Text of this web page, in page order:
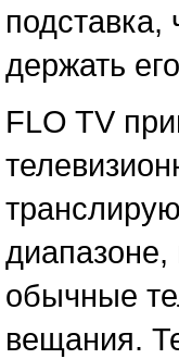
держать
FLO TV
диапазоне,
обычные
вещания.